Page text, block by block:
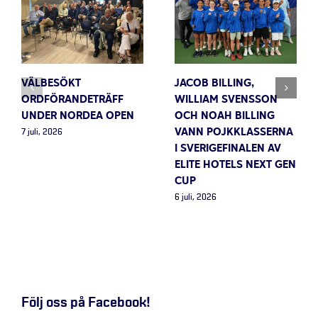
VÄLBESÖKT
ORDFÖRANDETRÄFF
UNDER NORDEA OPEN
7 juli, 2026
JACOB BILLING,
WILLIAM SVENSSON
OCH NOAH BILLING
VANN POJKKLASSERNA
I SVERIGEFINALEN AV
ELITE HOTELS NEXT GEN
CUP
6 juli, 2026
Följ oss på Facebook!